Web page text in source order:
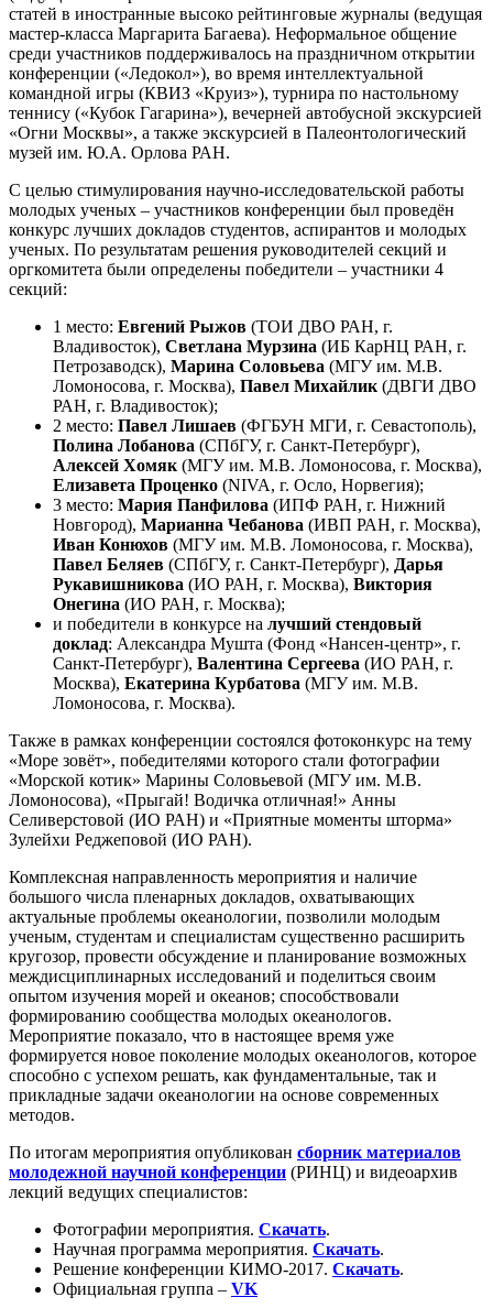
статей в иностранные высоко рейтинговые журналы (ведущая
мастер-класса Маргарита Багаева). Неформальное общение
среди участников поддерживалось на праздничном открытии
конференции («Ледокол»), во время интеллектуальной
командной игры (КВИЗ «Круиз»), турнира по настольному
теннису («Кубок Гагарина»), вечерней автобусной экскурсией
«Огни Москвы», а также экскурсией в Палеонтологический
музей им. Ю.А. Орлова РАН.
С целью стимулирования научно-исследовательской работы
молодых ученых – участников конференции был проведён
конкурс лучших докладов студентов, аспирантов и молодых
ученых. По результатам решения руководителей секций и
оргкомитета были определены победители – участники 4
секций:
1 место: Евгений Рыжов (ТОИ ДВО РАН, г.
Владивосток), Светлана Мурзина (ИБ КарНЦ РАН, г.
Петрозаводск), Марина Соловьева (МГУ им. М.В.
Ломоносова, г. Москва), Павел Михайлик (ДВГИ ДВО
РАН, г. Владивосток);
2 место: Павел Лишаев (ФГБУН МГИ, г. Севастополь),
Полина Лобанова (СПбГУ, г. Санкт-Петербург),
Алексей Хомяк (МГУ им. М.В. Ломоносова, г. Москва),
Елизавета Проценко (NIVA, г. Осло, Норвегия);
3 место: Мария Панфилова (ИПФ РАН, г. Нижний
Новгород), Марианна Чебанова (ИВП РАН, г. Москва),
Иван Конюхов (МГУ им. М.В. Ломоносова, г. Москва),
Павел Беляев (СПбГУ, г. Санкт-Петербург), Дарья
Рукавишникова (ИО РАН, г. Москва), Виктория
Онегина (ИО РАН, г. Москва);
и победители в конкурсе на лучший стендовый
доклад: Александра Мушта (Фонд «Нансен-центр», г.
Санкт-Петербург), Валентина Сергеева (ИО РАН, г.
Москва), Екатерина Курбатова (МГУ им. М.В.
Ломоносова, г. Москва).
Также в рамках конференции состоялся фотоконкурс на тему
«Море зовёт», победителями которого стали фотографии
«Морской котик» Марины Соловьевой (МГУ им. М.В.
Ломоносова), «Прыгай! Водичка отличная!» Анны
Селиверстовой (ИО РАН) и «Приятные моменты шторма»
Зулейхи Реджеповой (ИО РАН).
Комплексная направленность мероприятия и наличие
большого числа пленарных докладов, охватывающих
актуальные проблемы океанологии, позволили молодым
ученым, студентам и специалистам существенно расширить
кругозор, провести обсуждение и планирование возможных
междисциплинарных исследований и поделиться своим
опытом изучения морей и океанов; способствовали
формированию сообщества молодых океанологов.
Мероприятие показало, что в настоящее время уже
формируется новое поколение молодых океанологов, которое
способно с успехом решать, как фундаментальные, так и
прикладные задачи океанологии на основе современных
методов.
По итогам мероприятия опубликован сборник материалов
молодежной научной конференции (РИНЦ) и видеоархив
лекций ведущих специалистов:
Фотографии мероприятия. Скачать.
Научная программа мероприятия. Скачать.
Решение конференции КИМО-2017. Скачать.
Официальная группа – VK